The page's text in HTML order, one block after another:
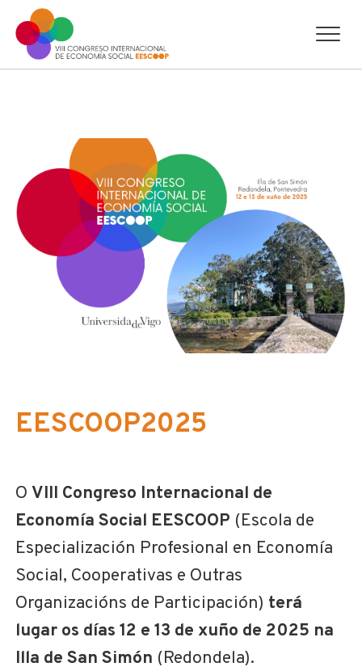
EESCOOP2025
O VIII Congreso Internacional de
Economía Social EESCOOP (Escola de
Especialización Profesional en Economía
Social, Cooperativas e Outras
Organizacións de Participación) terá
lugar os días 12 e 13 de xuño de 2025 na
Illa de San Simón (Redondela).